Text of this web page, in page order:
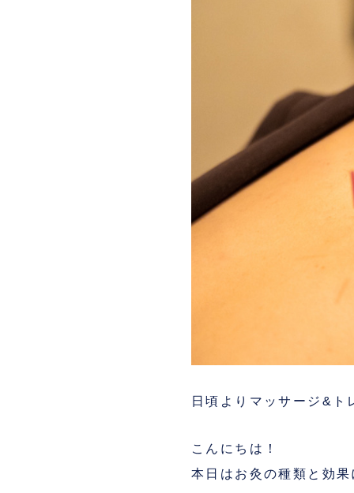
日頃よりマッサージ&
こんにちは！
本日はお灸の種類と効